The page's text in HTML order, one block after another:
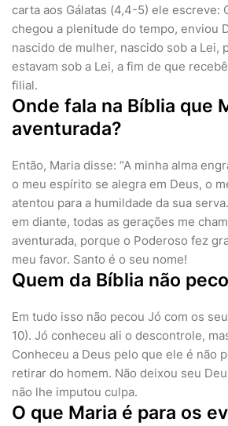
carta aos Gálatas (4,4-5) ele escreve:
chegou a plenitude do tempo, enviou
nascido de mulher, nascido sob a Lei,
estavam sob a Lei, a fim de que
filial.
Onde fala na Bíblia que
aventurada?
Então, Maria disse: “A minha alma
o meu espírito se alegra em Deus, o
atentou para a humildade da sua
em diante, todas as gerações me
aventurada, porque o Poderoso fez
meu favor. Santo é o seu nome!
Quem da Bíblia não
Em tudo isso não pecou Jó com os
10). Jó conheceu ali o descontrole,
Conheceu a Deus pelo que ele é não
retirar do homem. Não deixou seu
não lhe imputou culpa.
O que Maria é para os